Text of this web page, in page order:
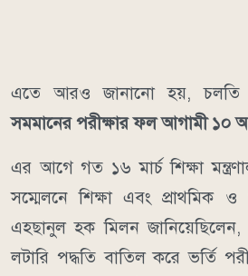
এতে আরও জানানো হয়, চলতি
সমমানের পরীক্ষার ফল আগামী ১০
এর আগে গত ১৬ মার্চ শিক্ষা
সম্মেলনে শিক্ষা এবং প্রাথমিক ও
এহছানুল হক মিলন জানিয়েছিলেন,
লটারি পদ্ধতি বাতিল করে ভর্তি